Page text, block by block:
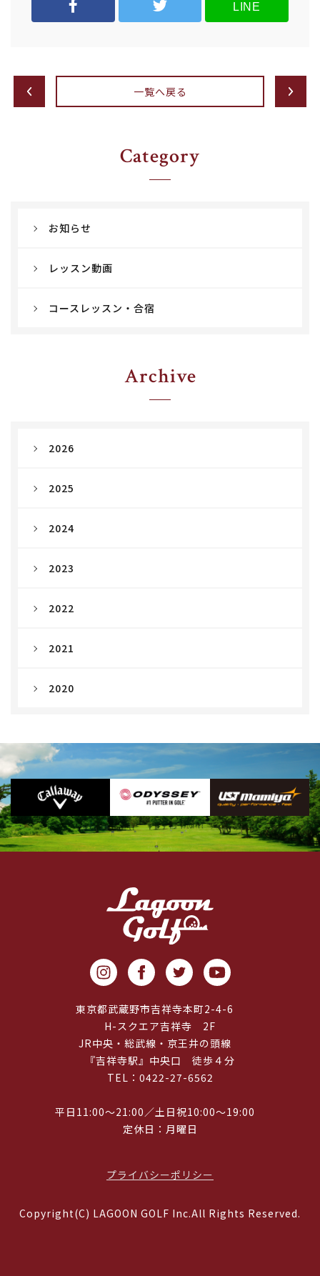
LINE
一覧へ戻る
Category
お知らせ
レッスン動画
コースレッスン・合宿
Archive
2026
2025
2024
2023
2022
2021
2020
東京都武蔵野市吉祥寺本町2-4-6
H-スクエア吉祥寺 2F
JR中央・総武線・京王井の頭線
『吉祥寺駅』中央口 徒歩４分
TEL：0422-27-6562
平日11:00～21:00／土日祝10:00～19:00
定休日：月曜日
プライバシーポリシー
Copyright(C) LAGOON GOLF Inc.All Rights Reserved.